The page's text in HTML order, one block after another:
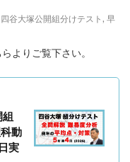
四谷大塚公開組分けテスト , 早
よりご覧下さい。
動
実
(9月~11月)
四谷大塚
テスト速報
（音声コンテンツ）
レスミス